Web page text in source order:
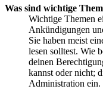
Was sind wichtige
Wichtige Themen
Ankündigungen
Sie haben meist
lesen solltest. Wie
deinen
kannst oder nicht;
Administration ein.